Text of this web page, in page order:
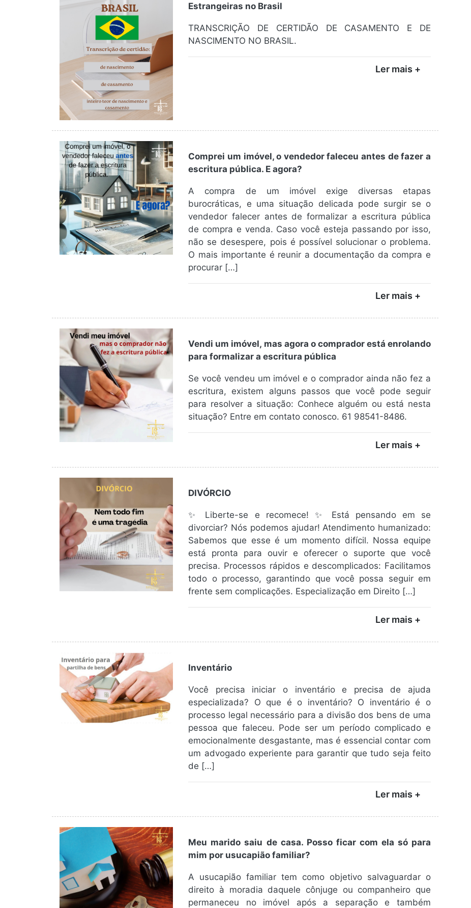
Estrangeiras no Brasil
TRANSCRIÇÃO DE CERTIDÃO DE CASAMENTO E DE
NASCIMENTO NO BRASIL.
Ler mais +
Comprei um imóvel, o vendedor faleceu antes de fazer a
escritura pública. E agora?
A compra de um imóvel exige diversas etapas
burocráticas, e uma situação delicada pode surgir se o
vendedor falecer antes de formalizar a escritura pública
de compra e venda. Caso você esteja passando por isso,
não se desespere, pois é possível solucionar o problema.
O mais importante é reunir a documentação da compra e
procurar […]
Ler mais +
Vendi um imóvel, mas agora o comprador está enrolando
para formalizar a escritura pública
Se você vendeu um imóvel e o comprador ainda não fez a
escritura, existem alguns passos que você pode seguir
para resolver a situação: Conhece alguém ou está nesta
situação? Entre em contato conosco. 61 98541-8486.
Ler mais +
DIVÓRCIO
✨ Liberte-se e recomece! ✨ Está pensando em se
divorciar? Nós podemos ajudar! Atendimento humanizado:
Sabemos que esse é um momento difícil. Nossa equipe
está pronta para ouvir e oferecer o suporte que você
precisa. Processos rápidos e descomplicados: Facilitamos
todo o processo, garantindo que você possa seguir em
frente sem complicações. Especialização em Direito […]
Ler mais +
Inventário
Você precisa iniciar o inventário e precisa de ajuda
especializada? O que é o inventário? O inventário é o
processo legal necessário para a divisão dos bens de uma
pessoa que faleceu. Pode ser um período complicado e
emocionalmente desgastante, mas é essencial contar com
um advogado experiente para garantir que tudo seja feito
de […]
Ler mais +
Meu marido saiu de casa. Posso ficar com ela só para
mim por usucapião familiar?
A usucapião familiar tem como objetivo salvaguardar o
direito à moradia daquele cônjuge ou companheiro que
permaneceu no imóvel após a separação e também